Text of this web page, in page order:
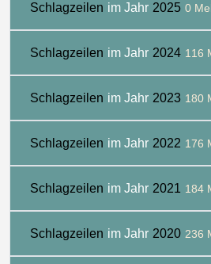
Schlagzeilen im Jahr 2025 0
Schlagzeilen im Jahr 2024 116
Schlagzeilen im Jahr 2023 180
Schlagzeilen im Jahr 2022 176
Schlagzeilen im Jahr 2021 184
Schlagzeilen im Jahr 2020 236